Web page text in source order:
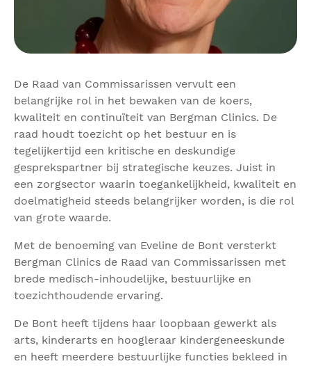
De Raad van Commissarissen vervult een
belangrijke rol in het bewaken van de koers,
kwaliteit en continuïteit van Bergman Clinics. De
raad houdt toezicht op het bestuur en is
tegelijkertijd een kritische en deskundige
gesprekspartner bij strategische keuzes. Juist in
een zorgsector waarin toegankelijkheid, kwaliteit en
doelmatigheid steeds belangrijker worden, is die rol
van grote waarde.
Met de benoeming van Eveline de Bont versterkt
Bergman Clinics de Raad van Commissarissen met
brede medisch-inhoudelijke, bestuurlijke en
toezichthoudende ervaring.
De Bont heeft tijdens haar loopbaan gewerkt als
arts, kinderarts en hoogleraar kindergeneeskunde
en heeft meerdere bestuurlijke functies bekleed in